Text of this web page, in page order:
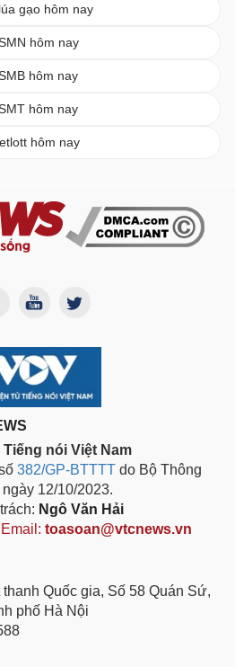
gạo hôm nay
hôm nay
hôm nay
hôm nay
hôm nay
nói Việt Nam
382/GP-BTTTT do Bộ Thông
12/10/2023.
Ngô Văn Hải
Email: toasoan@vtcnews.vn
Quốc gia, Số 58 Quán Sứ,
phố Hà Nội